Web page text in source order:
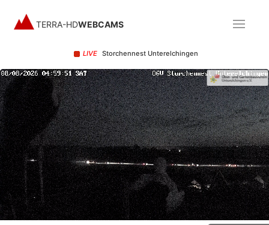
TERRA-HDWEBCAMS
UnmuteStream
LIVE Storchennest Unterelchingen